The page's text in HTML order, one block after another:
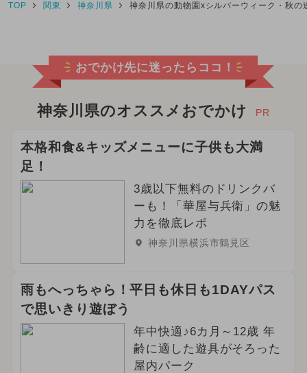
TOP 関東 神奈川県 神奈川県の動物園xシルバーウィーク・秋の
おでかけ先に迷ったらココ！
神奈川県のオススメおでかけ PR
本格和食&キッズメニューに子供も大満
足！
3歳以下無料のドリンクバ
ーも！「華屋与兵衛」の魅
力を徹底レポ
神奈川県横浜市鶴見区
雨もへっちゃら！平日も休日も1DAYパス
で思いきり遊ぼう
年中快適♪6カ月～12歳 年
齢に適した遊具がそろった
屋内パーク